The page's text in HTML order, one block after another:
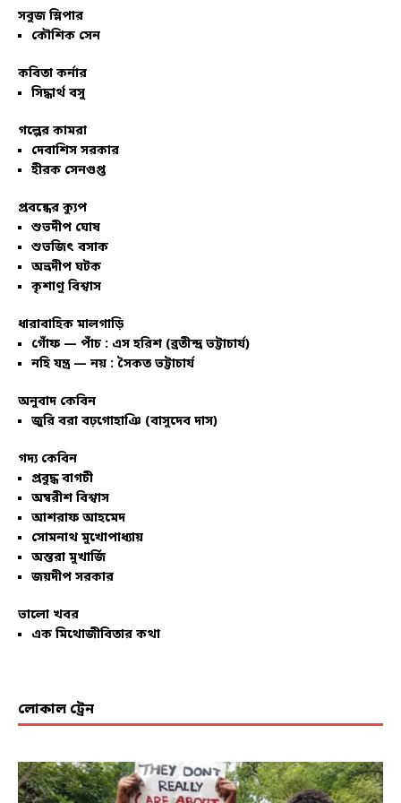
সবুজ স্লিপার
কৌশিক সেন
কবিতা কর্নার
সিদ্ধার্থ বসু
গল্পের কামরা
দেবাশিস সরকার
হীরক সেনগুপ্ত
প্রবন্ধের ক্যুপ
শুভদীপ ঘোষ
শুভজিৎ বসাক
অভ্রদীপ ঘটক
কৃশাণু বিশ্বাস
ধারাবাহিক মালগাড়ি
গোঁফ — পাঁচ : এস হরিশ (ব্রতীন্দ্র ভট্টাচার্য)
নহি যন্ত্র — নয় : সৈকত ভট্টাচার্য
অনুবাদ কেবিন
জুরি বরা বঢ়গোহাঞি (বাসুদেব দাস)
গদ্য কেবিন
প্রবুদ্ধ বাগচী
অম্বরীশ বিশ্বাস
আশরাফ আহমেদ
সোমনাথ মুখোপাধ্যায়
অন্তরা মুখার্জি
জয়দীপ সরকার
ভালো খবর
এক মিথোজীবিতার কথা
লোকাল ট্রেন